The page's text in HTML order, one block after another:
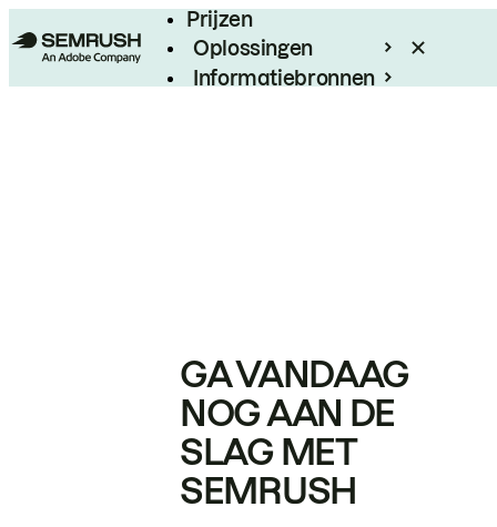
Prijzen
Oplossingen
Informatiebronnen
GA VANDAAG
NOG AAN DE
SLAG MET
SEMRUSH